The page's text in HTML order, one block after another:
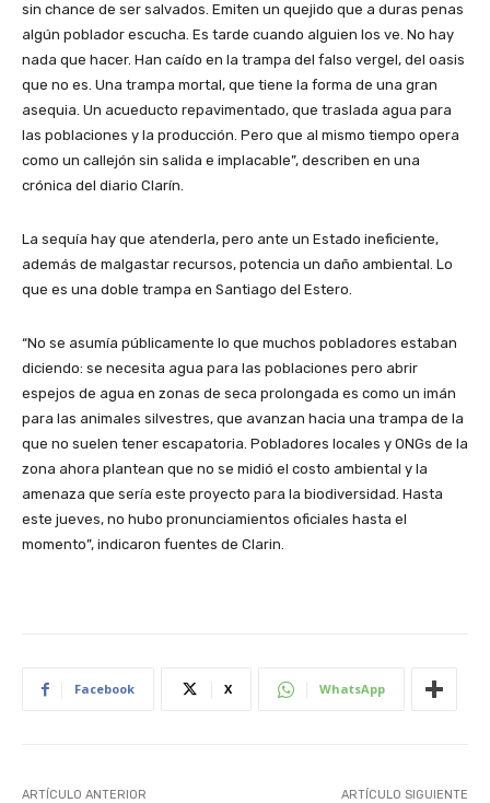
sin chance de ser salvados. Emiten un quejido que a duras penas
algún poblador escucha. Es tarde cuando alguien los ve. No hay
nada que hacer. Han caído en la trampa del falso vergel, del oasis
que no es. Una trampa mortal, que tiene la forma de una gran
asequia. Un acueducto repavimentado, que traslada agua para
las poblaciones y la producción. Pero que al mismo tiempo opera
como un callejón sin salida e implacable”, describen en una
crónica del diario Clarín.
La sequía hay que atenderla, pero ante un Estado ineficiente,
además de malgastar recursos, potencia un daño ambiental. Lo
que es una doble trampa en Santiago del Estero.
“No se asumía públicamente lo que muchos pobladores estaban
diciendo: se necesita agua para las poblaciones pero abrir
espejos de agua en zonas de seca prolongada es como un imán
para las animales silvestres, que avanzan hacia una trampa de la
que no suelen tener escapatoria. Pobladores locales y ONGs de la
zona ahora plantean que no se midió el costo ambiental y la
amenaza que sería este proyecto para la biodiversidad. Hasta
este jueves, no hubo pronunciamientos oficiales hasta el
momento”, indicaron fuentes de Clarin.
Facebook X WhatsApp
ARTÍCULO ANTERIOR ARTÍCULO SIGUIENTE